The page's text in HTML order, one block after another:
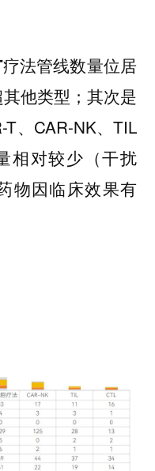
法管线数量位居
他类型 ；其次是
、CAR-NK、TIL
相对较少（干扰
物因临床效果有